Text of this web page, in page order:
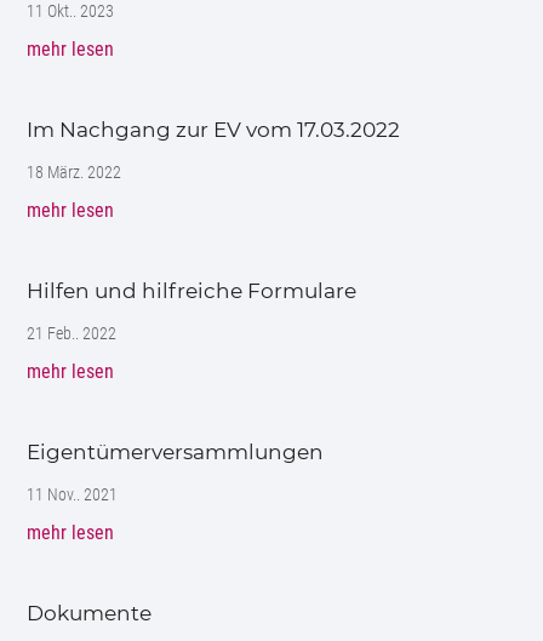
11 Okt.. 2023
mehr lesen
Im Nachgang zur EV vom 17.03.2022
18 März. 2022
mehr lesen
Hilfen und hilfreiche Formulare
21 Feb.. 2022
mehr lesen
Eigentümerversammlungen
11 Nov.. 2021
mehr lesen
Dokumente